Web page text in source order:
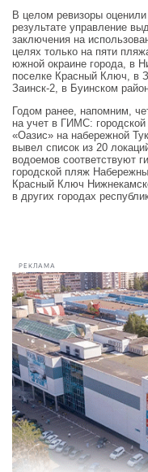
В целом ревизоры
результате управление
заключения на
целях только на пяти
южной окраине города, в
поселке Красный Ключ, в
Заинск-2, в Буинском
Годом ранее, напомним,
на учет в ГИМС:
«Оазис» на набережной
вывел список из 20
водоемов соответствуют
городской пляж
Красный Ключ
в других городах
РЕКЛАМА